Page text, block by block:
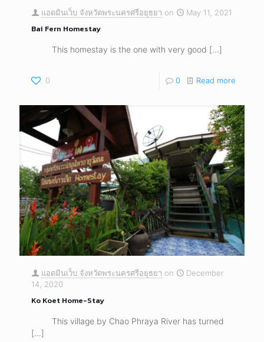
แอดมินเว็บ จังหวัดพระนครศรีอยุธยา on May 11, 2021
Bai Fern Homestay
This homestay is the one with very good […]
0 0 Read more
แอดมินเว็บ จังหวัดพระนครศรีอยุธยา on
December
14, 2020
Ko Koet Home-Stay
This village by Chao Phraya River has turned
[…]